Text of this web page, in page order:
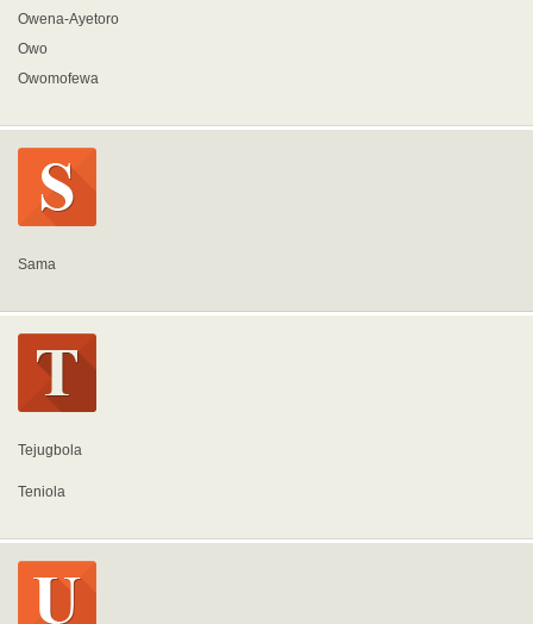
Owena-Ayetoro
Owo
Owomofewa
Sama
Tejugbola
Teniola